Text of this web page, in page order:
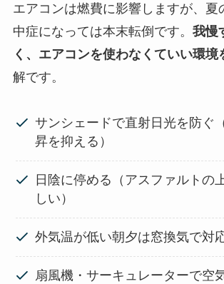
エアコンは燃費に影響しますが、夏
中症になっては本末転倒です。 我慢
く、エアコンを使わなくていい環境
解です。
サンシェードで直射日光を防ぐ
昇を抑える）
日陰に停める（アスファルトの
しい）
外気温が低い朝夕は窓換気で対
扇風機・サーキュレーターで空